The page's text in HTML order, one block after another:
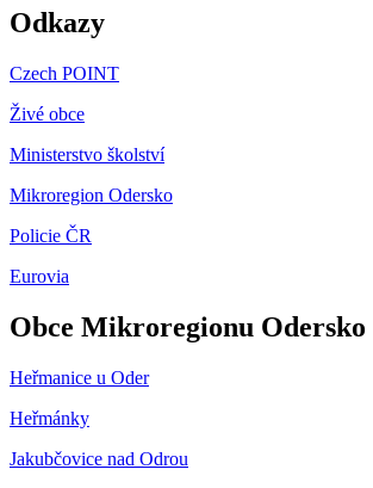
Odkazy
Czech POINT
Živé obce
Ministerstvo školství
Mikroregion Odersko
Policie ČR
Eurovia
Obce Mikroregionu Odersko
Heřmanice u Oder
Heřmánky
Jakubčovice nad Odrou